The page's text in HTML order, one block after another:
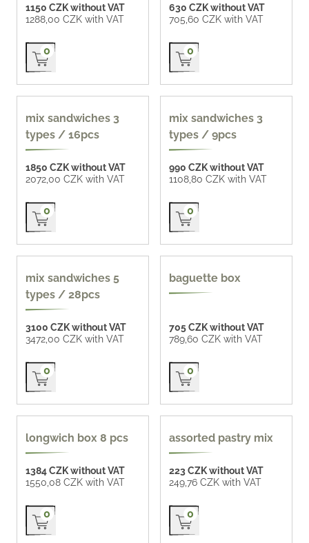
1150 CZK without VAT
1288,00 CZK with VAT
Přidat do košíku
0
630 CZK without VAT
705,60 CZK with VAT
Přidat do košíku
0
mix sandwiches 3
types / 16pcs
1850 CZK without VAT
2072,00 CZK with VAT
Přidat do košíku
0
mix sandwiches 3
types / 9pcs
990 CZK without VAT
1108,80 CZK with VAT
Přidat do košíku
0
CZK 124 / pc
mix sandwiches 5
types / 28pcs
3100 CZK without VAT
3472,00 CZK with VAT
Přidat do košíku
0
baguette box
705 CZK without VAT
789,60 CZK with VAT
Přidat do košíku
0
longwich box 8 pcs
1384 CZK without VAT
1550,08 CZK with VAT
Přidat do košíku
0
assorted pastry mix
223 CZK without VAT
249,76 CZK with VAT
Přidat do košíku
0